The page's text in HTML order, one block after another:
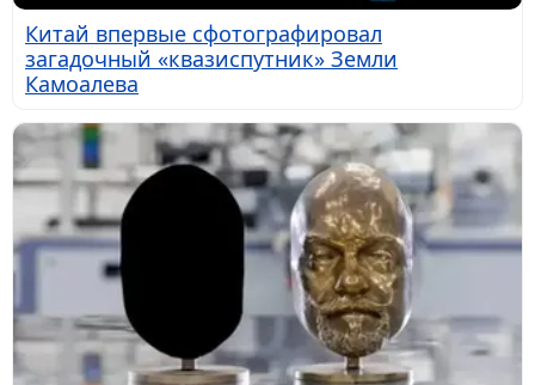
Китай впервые сфотографировал
загадочный «квазиспутник» Земли
Камоалева